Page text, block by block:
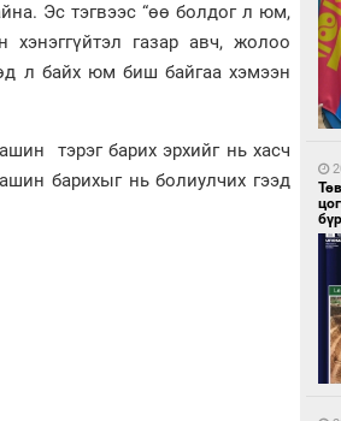
Эс тэгвээс “өө болдог л юм,
газар авч, жолоо
л байх юм биш байгаа хэмээн
тэрэг барих эрхийг нь хасч
барихыг нь болиулчих гээд